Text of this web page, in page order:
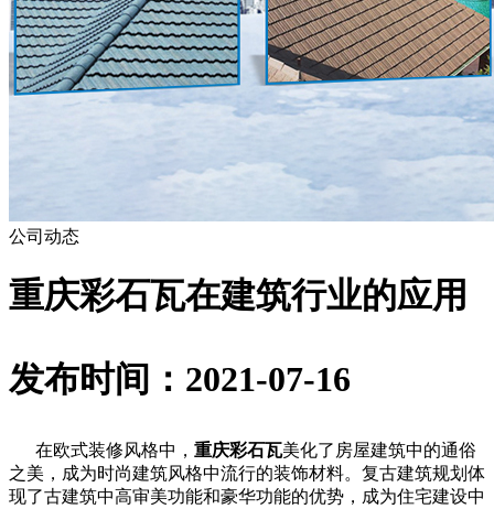
公司动态
重庆彩石瓦在建筑行业的应用
发布时间：2021-07-16
在欧式装修风格中， 重庆彩石瓦美化了房屋建筑中的通俗
之美，成为时尚建筑风格中流行的装饰材料。复古建筑规划体
现了古建筑中高审美功能和豪华功能的优势，成为住宅建设中